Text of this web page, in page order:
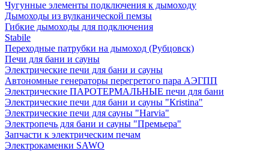
Чугунные элементы подключения к дымоходу
Дымоходы из вулканической пемзы
Гибкие дымоходы для подключения
Stabile
Переходные патрубки на дымоход (Рубцовск)
Печи для бани и сауны
Электрические печи для бани и сауны
Автономные генераторы перегретого пара АЭГПП
Электрические ПАРОТЕРМАЛЬНЫЕ печи для бани
Электрические печи для бани и сауны "Кristina"
Электрические печи для сауны "Harvia"
Электропечь для бани и сауны "Премьера"
Запчасти к электрическим печам
Электрокаменки SAWO